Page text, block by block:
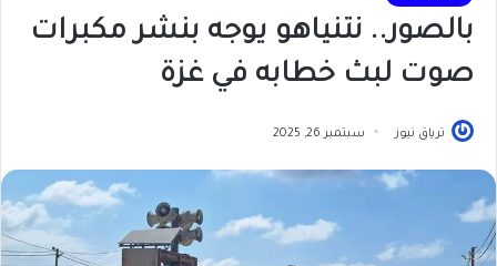
بالصور.. نتنياهو يوجه بنشر مكبرات
صوت لبث خطابه في غزة
ترياق نيوز سبتمبر 26, 2025